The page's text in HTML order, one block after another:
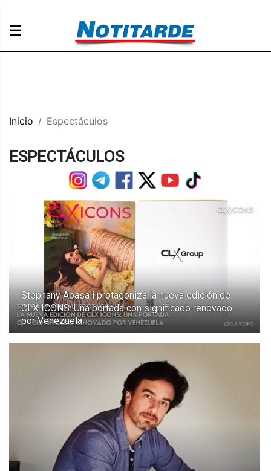
☰
Inicio Espectáculos
ESPECTÁCULOS
Stephany Abasali protagoniza la nueva edición de
CLX ICONS: Una portada con significado renovado
por Venezuela